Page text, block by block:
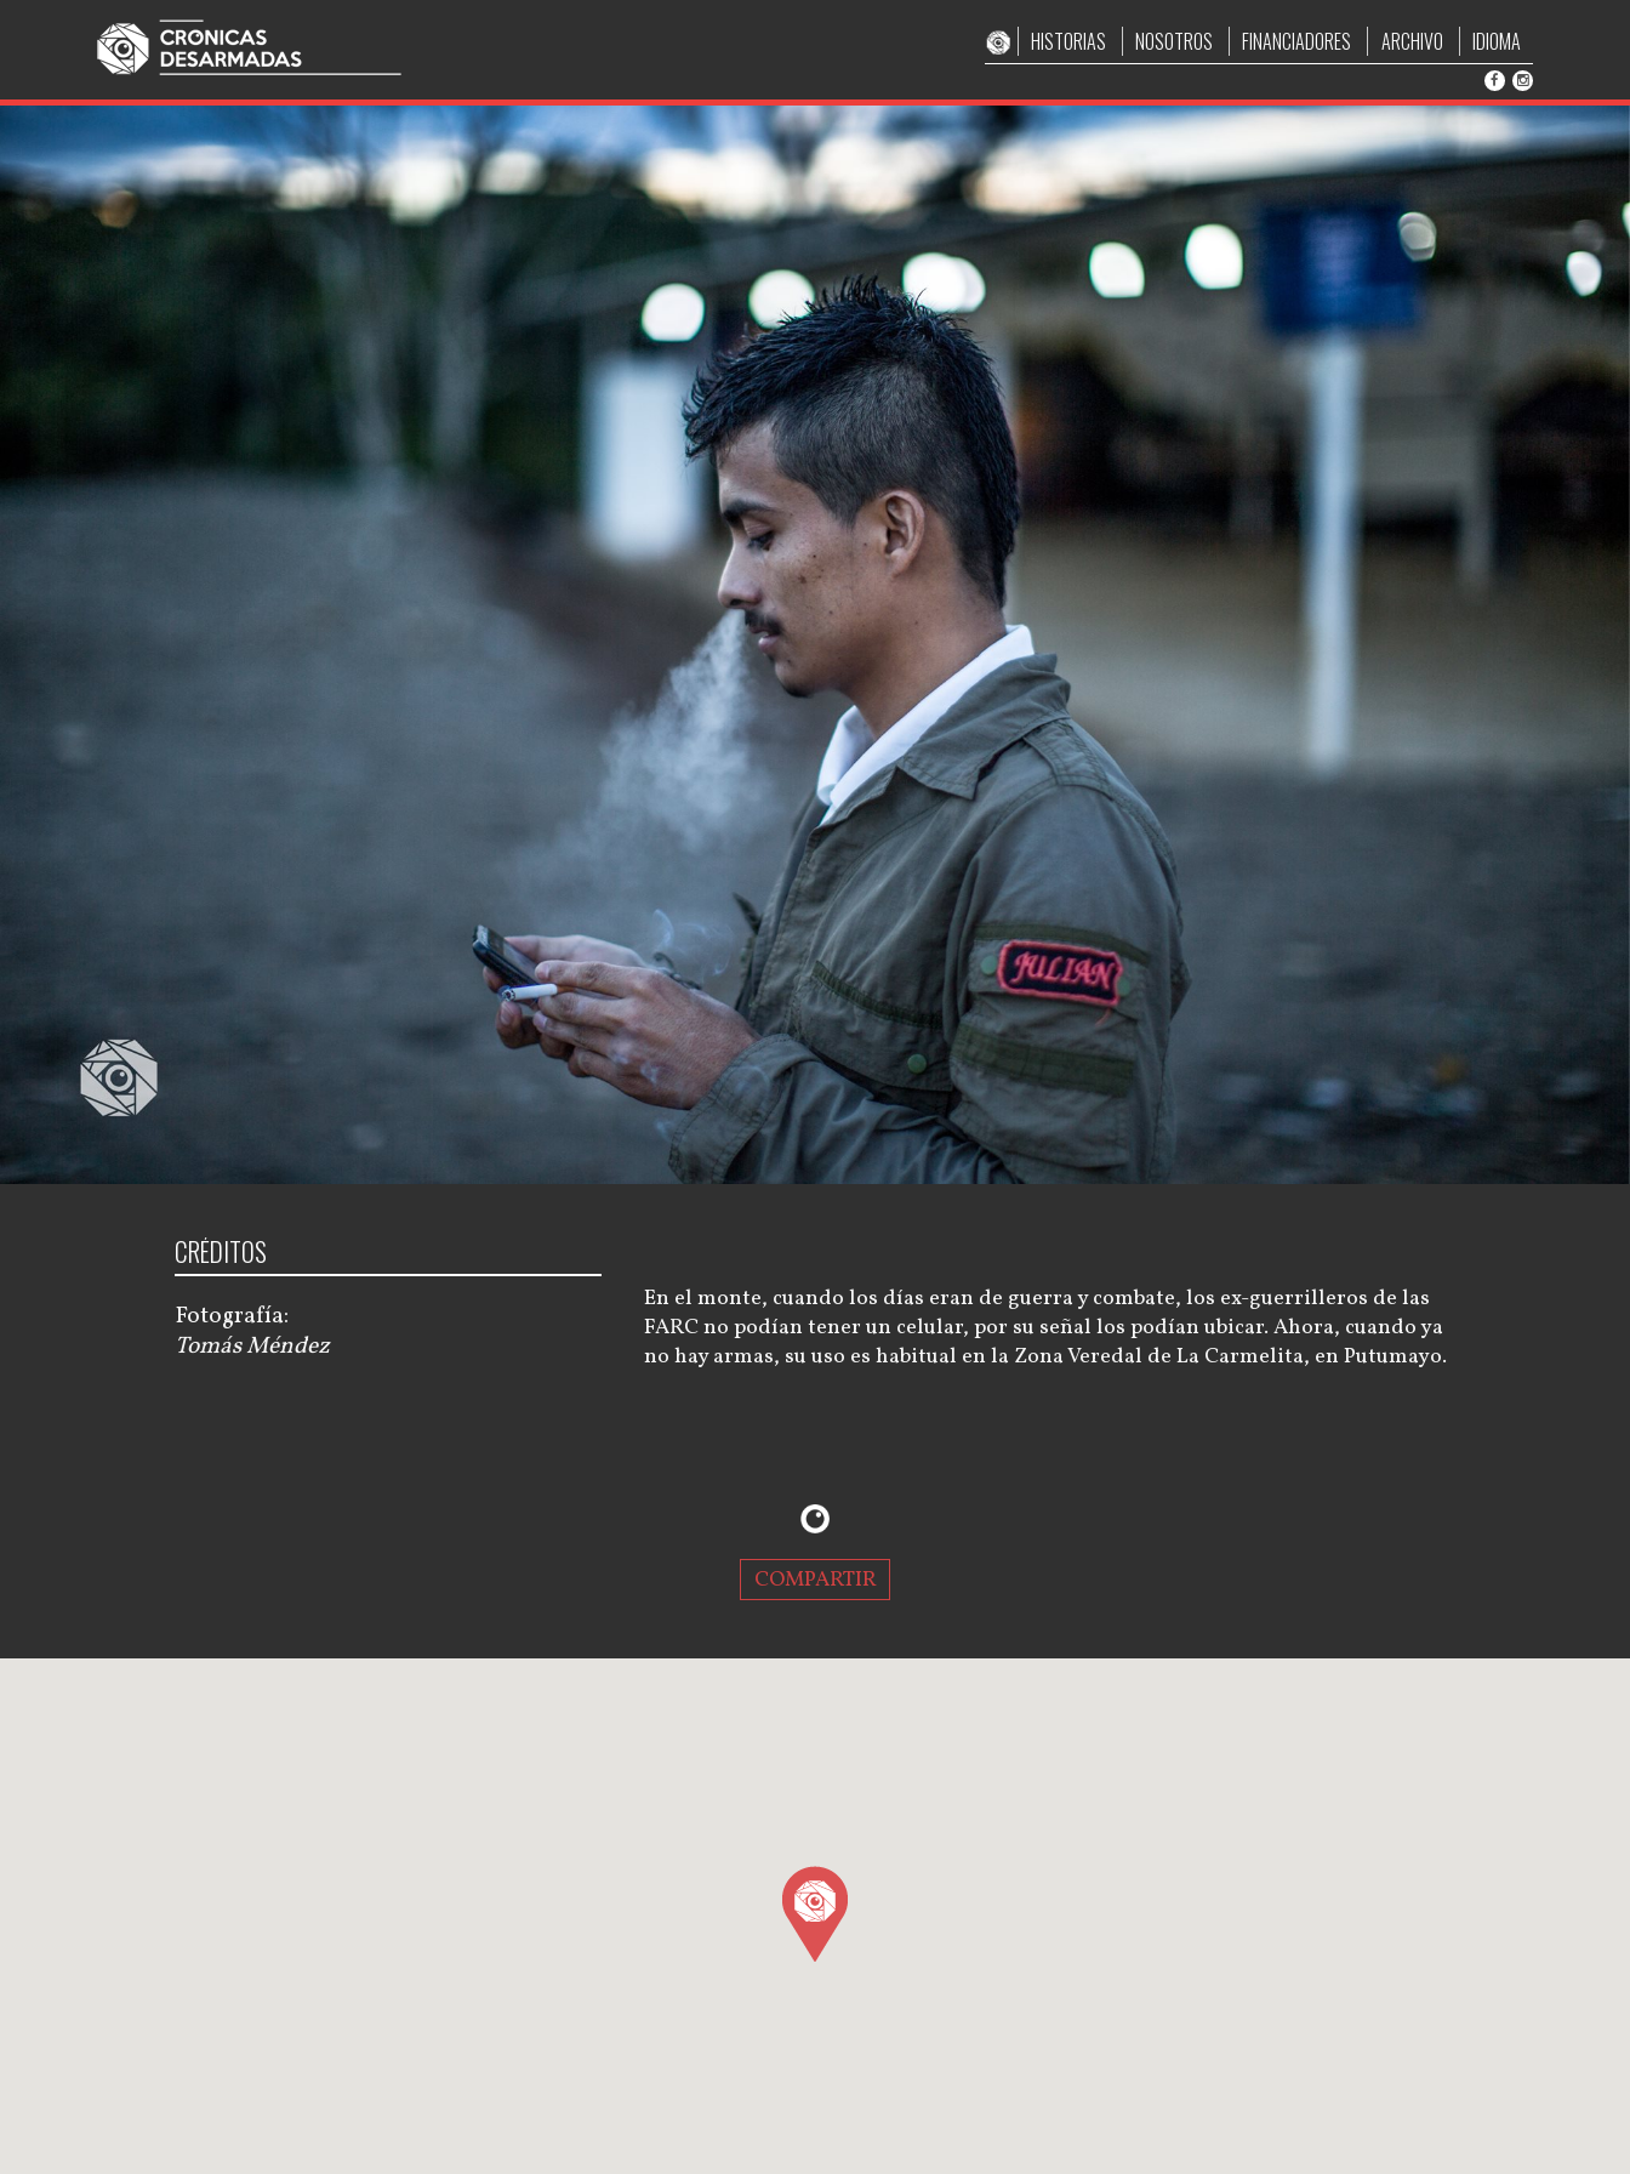
HISTORIAS NOSOTROS FINANCIADORES ARCHIVO IDIOMA
CRÉDITOS
Fotografía:
Tomás Méndez
En el monte, cuando los días eran de guerra y combate, los ex-guerrilleros de las
FARC no podían tener un celular, por su señal los podían ubicar. Ahora, cuando ya
no hay armas, su uso es habitual en la Zona Veredal de La Carmelita, en Putumayo.
COMPARTIR